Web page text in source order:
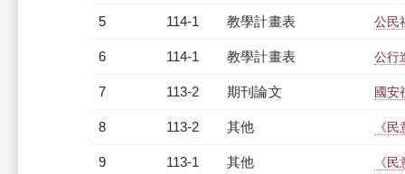
5 114-1 教學計畫表 公民
6 114-1 教學計畫表 公行
7 113-2 期刊論文 國安
8 113-2 其他 《
9 113-1 其他 《